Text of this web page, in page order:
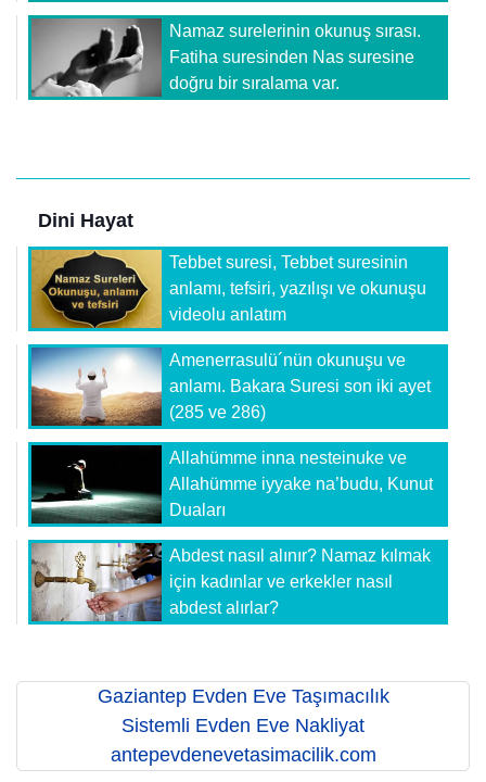
Namaz surelerinin okunuş sırası.
Fatiha suresinden Nas suresine
doğru bir sıralama var.
Dini Hayat
Tebbet suresi, Tebbet suresinin
anlamı, tefsiri, yazılışı ve okunuşu
videolu anlatım
Amenerrasulü´nün okunuşu ve
anlamı. Bakara Suresi son iki ayet
(285 ve 286)
Allahümme inna nesteinuke ve
Allahümme iyyake na’budu, Kunut
Duaları
Abdest nasıl alınır? Namaz kılmak
için kadınlar ve erkekler nasıl
abdest alırlar?
Gaziantep Evden Eve Taşımacılık
Sistemli Evden Eve Nakliyat
antepevdenevetasimacilik.com